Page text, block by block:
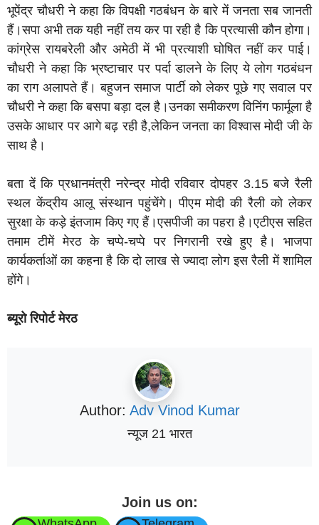
भूपेंद्र चौधरी ने कहा कि विपक्षी गठबंधन के बारे में जनता सब जानती
हैं।सपा अभी तक यही नहीं तय कर पा रही है कि प्रत्यासी कौन होगा।
कांग्रेस रायबरेली और अमेठी में भी प्रत्याशी घोषित नहीं कर पाई।
चौधरी ने कहा कि भ्रष्टाचार पर पर्दा डालने के लिए ये लोग गठबंधन
का राग अलापते हैं। बहुजन समाज पार्टी को लेकर पूछे गए सवाल पर
चौधरी ने कहा कि बसपा बड़ा दल है।उनका समीकरण विनिंग फार्मूला है
उसके आधार पर आगे बढ़ रही है,लेकिन जनता का विश्वास मोदी जी के
साथ है।
बता दें कि प्रधानमंत्री नरेन्द्र मोदी रविवार दोपहर 3.15 बजे रैली
स्थल केंद्रीय आलू संस्थान पहुंचेंगे। पीएम मोदी की रैली को लेकर
सुरक्षा के कड़े इंतजाम किए गए हैं।एसपीजी का पहरा है।एटीएस सहित
तमाम टीमें मेरठ के चप्पे-चप्पे पर निगरानी रखे हुए है। भाजपा
कार्यकर्ताओं का कहना है कि दो लाख से ज्यादा लोग इस रैली में शामिल
होंगे।
ब्यूरो रिपोर्ट मेरठ
Author: Adv Vinod Kumar
न्यूज 21 भारत
Join us on: